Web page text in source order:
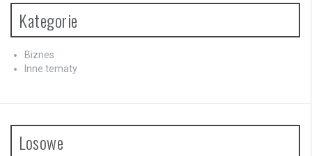
Kategorie
Biznes
Inne tematy
Losowe